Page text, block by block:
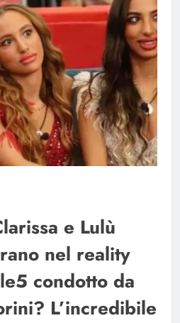
e Lulù
nel reality
condotto da
L’incredibile